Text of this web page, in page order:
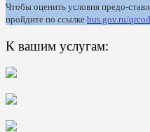
Чтобы оценить условия предо-
пройдите по ссылке bus.gov.ru/
К вашим услугам: